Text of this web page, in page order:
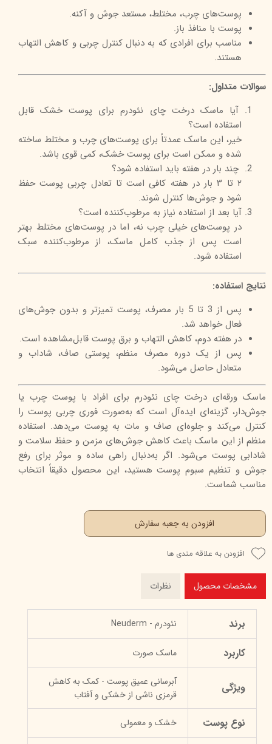
پوست‌های چرب، مختلط، مستعد جوش و آکنه.
پوست‌ با منافذ باز.
مناسب برای افرادی که به دنبال کنترل چربی و کاهش التهاب
هستند.
سوالات متداول:
آیا ماسک درخت چای نئودرم برای پوست خشک قابل
استفاده است؟
خیر، این ماسک عمدتاً برای پوست‌های چرب و مختلط ساخته
شده و ممکن است برای پوست خشک، کمی قوی باشد.
چند بار در هفته باید استفاده شود؟
۲ تا ۳ بار در هفته کافی است تا تعادل چربی پوست حفظ
شود و جوش‌ها کنترل شوند.
آیا بعد از استفاده نیاز به مرطوب‌کننده است؟
در پوست‌های خیلی چرب نه، اما در پوست‌های مختلط بهتر
است پس از جذب کامل ماسک، از مرطوب‌کننده سبک
استفاده شود.
نتایج استفاده:
پس از 3 تا 5 بار مصرف، پوست تمیزتر و بدون جوش‌های
فعال خواهد شد.
در هفته دوم، کاهش التهاب و برق پوست قابل‌مشاهده است.
پس از یک دوره مصرف منظم، پوستی صاف، شاداب و
متعادل حاصل می‌شود.
ماسک ورقه‌ای درخت چای نئودرم برای افراد با پوست چرب یا
جوش‌دار، گزینه‌ای ایده‌آل است که به‌صورت فوری چربی پوست را
کنترل می‌کند و جلوه‌ای صاف و مات به پوست می‌دهد. استفاده
منظم از این ماسک باعث کاهش جوش‌های مزمن و حفظ سلامت و
شادابی پوست می‌شود. اگر به‌دنبال راهی ساده و موثر برای رفع
جوش و تنظیم سبوم پوست هستید، این محصول دقیقاً انتخاب
مناسب شماست.
افزودن به جعبه سفارش
افزودن به علاقه مندی ها
مشخصات محصول نظرات
برند نئودرم - Neuderm
کاربرد ماسک صورت
ویژگی
آبرسانی عمیق پوست - کمک به کاهش
قرمزی ناشی از خشکی و آفتاب
نوع پوست خشک و معمولی